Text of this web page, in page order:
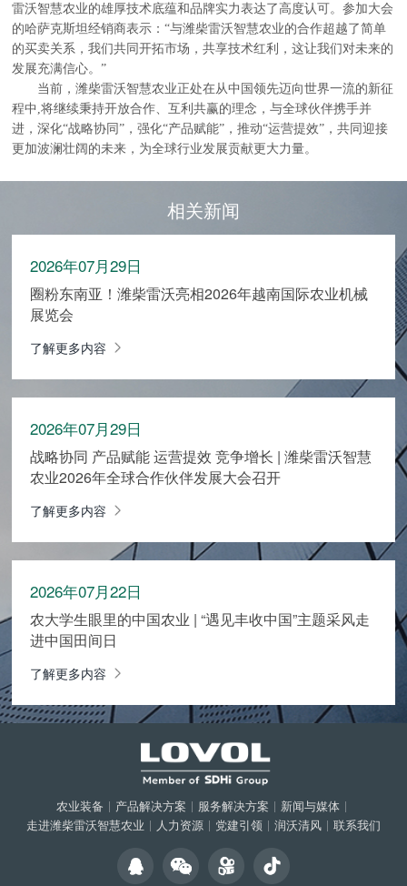
雷沃智慧农业的雄厚技术底蕴和品牌实力表达了高度认可。参加大会
的哈萨克斯坦经销商表示：“与潍柴雷沃智慧农业的合作超越了简单
的买卖关系，我们共同开拓市场，共享技术红利，这让我们对未来的
发展充满信心。”
当前，潍柴雷沃智慧农业正处在从中国领先迈向世界一流的新征
程中,将继续秉持开放合作、互利共赢的理念，与全球伙伴携手并
进，深化“战略协同”，强化“产品赋能”，推动“运营提效”，共同迎接
更加波澜壮阔的未来，为全球行业发展贡献更大力量。
相关新闻
2026年07月29日
圈粉东南亚！潍柴雷沃亮相2026年越南国际农业机械
展览会
了解更多内容
2026年07月29日
战略协同 产品赋能 运营提效 竞争增长 | 潍柴雷沃智慧
农业2026年全球合作伙伴发展大会召开
了解更多内容
2026年07月22日
农大学生眼里的中国农业 | “遇见丰收中国”主题采风走
进中国田间日
了解更多内容
农业装备 | 产品解决方案 | 服务解决方案 | 新闻与媒体 |
走进潍柴雷沃智慧农业 | 人力资源 | 党建引领 | 润沃清风 | 联系我们